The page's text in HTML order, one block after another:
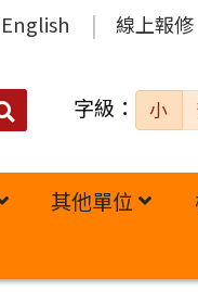
English 線上報修
搜
字級： 小
其他單位